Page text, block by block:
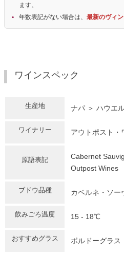
ます。
年数表記がない場合は、 最新のヴィ
ワインスペック
生産地 ナパ ＞ ハウエ
ワイナリー アウトポスト・
原語表記
Cabernet
Outpost Wines
ブドウ品種 カベルネ・ソー
飲みごろ温度 15 - 18℃
おすすめグラス ボルドーグラス